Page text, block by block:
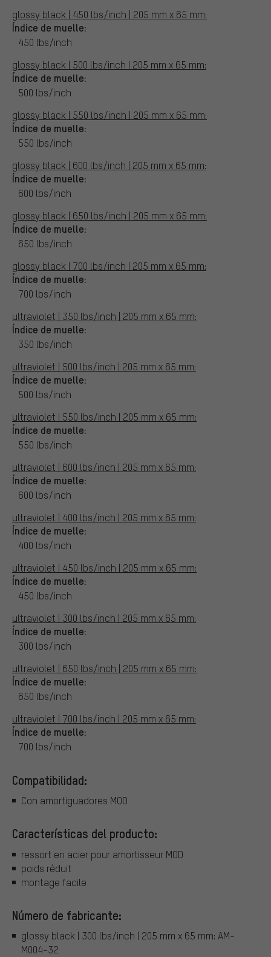
glossy black | 450 lbs/inch | 205 mm x 65 mm:
Índice de muelle:
450 lbs/inch
glossy black | 500 lbs/inch | 205 mm x 65 mm:
Índice de muelle:
500 lbs/inch
glossy black | 550 lbs/inch | 205 mm x 65 mm:
Índice de muelle:
550 lbs/inch
glossy black | 600 lbs/inch | 205 mm x 65 mm:
Índice de muelle:
600 lbs/inch
glossy black | 650 lbs/inch | 205 mm x 65 mm:
Índice de muelle:
650 lbs/inch
glossy black | 700 lbs/inch | 205 mm x 65 mm:
Índice de muelle:
700 lbs/inch
ultraviolet | 350 lbs/inch | 205 mm x 65 mm:
Índice de muelle:
350 lbs/inch
ultraviolet | 500 lbs/inch | 205 mm x 65 mm:
Índice de muelle:
500 lbs/inch
ultraviolet | 550 lbs/inch | 205 mm x 65 mm:
Índice de muelle:
550 lbs/inch
ultraviolet | 600 lbs/inch | 205 mm x 65 mm:
Índice de muelle:
600 lbs/inch
ultraviolet | 400 lbs/inch | 205 mm x 65 mm:
Índice de muelle:
400 lbs/inch
ultraviolet | 450 lbs/inch | 205 mm x 65 mm:
Índice de muelle:
450 lbs/inch
ultraviolet | 300 lbs/inch | 205 mm x 65 mm:
Índice de muelle:
300 lbs/inch
ultraviolet | 650 lbs/inch | 205 mm x 65 mm:
Índice de muelle:
650 lbs/inch
ultraviolet | 700 lbs/inch | 205 mm x 65 mm:
Índice de muelle:
700 lbs/inch
Compatibilidad:
Con amortiguadores MOD
Características del producto:
ressort en acier pour amortisseur MOD
poids réduit
montage facile
Número de fabricante:
glossy black | 300 lbs/inch | 205 mm x 65 mm: AM-
M004-32